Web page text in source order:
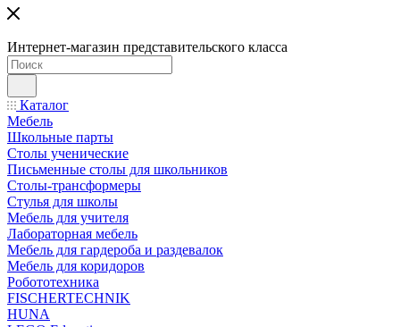
Интернет-магазин представительского класса
Каталог
Мебель
Школьные парты
Столы ученические
Письменные столы для школьников
Столы-трансформеры
Стулья для школы
Мебель для учителя
Лабораторная мебель
Мебель для гардероба и раздевалок
Мебель для коридоров
Робототехника
FISCHERTECHNIK
HUNA